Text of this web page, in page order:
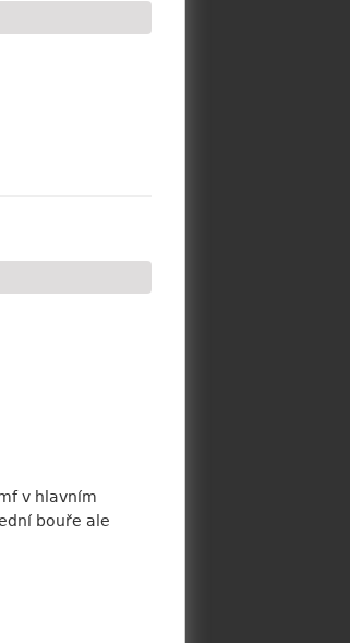
v hlavním
bouře ale